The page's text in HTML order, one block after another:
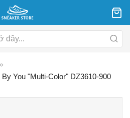
You "Multi-Color" DZ3610-900